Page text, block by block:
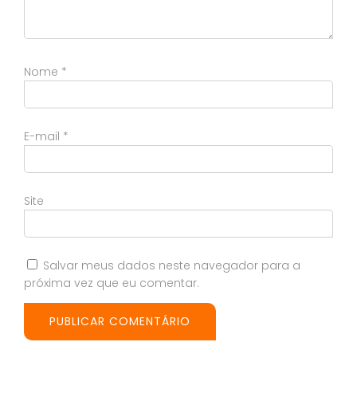
Nome *
E-mail *
Site
Salvar meus dados neste navegador para a
próxima vez que eu comentar.